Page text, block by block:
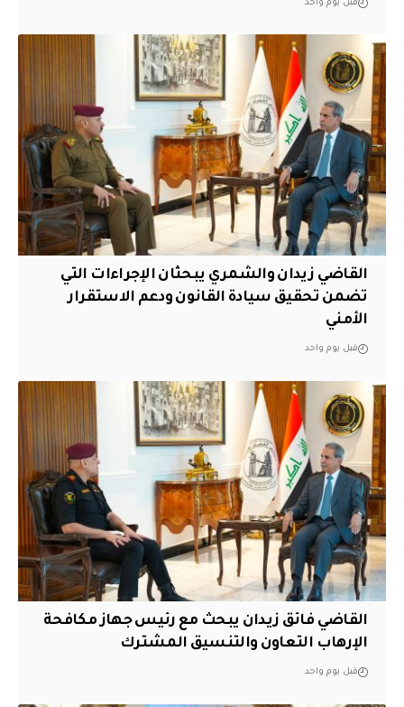
قبل يوم واحد
القاضي زيدان والشمري يبحثان الإجراءات التي
تضمن تحقيق سيادة القانون ودعم الاستقرار
الأمني
قبل يوم واحد
القاضي فائق زيدان يبحث مع رئيس جهاز مكافحة
الإرهاب التعاون والتنسيق المشترك
قبل يوم واحد